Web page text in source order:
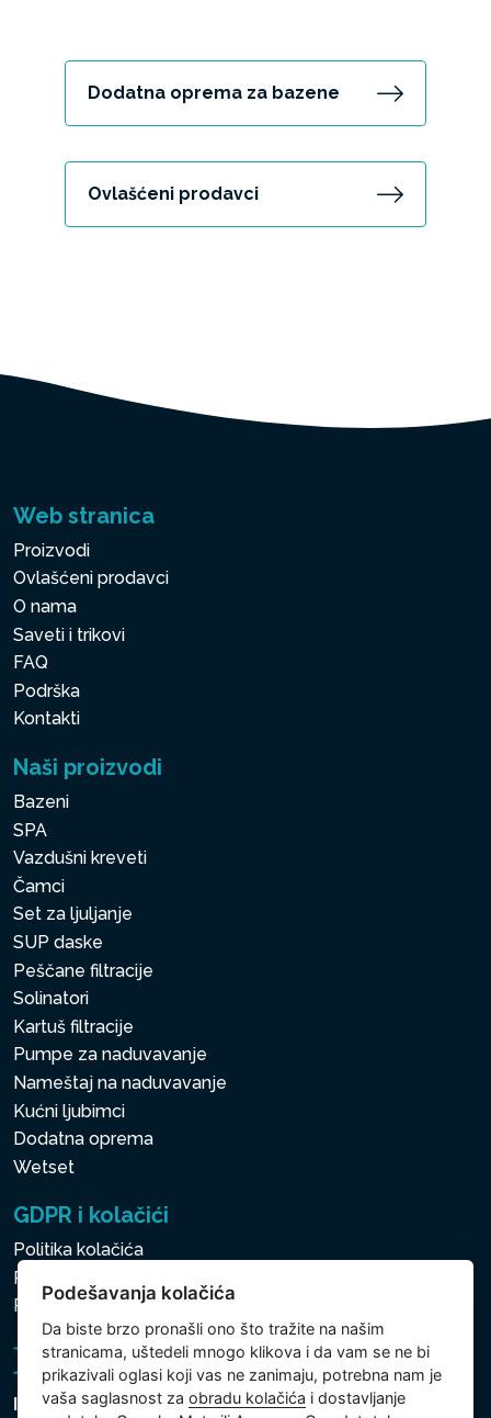
Dodatna oprema za bazene
Ovlašćeni prodavci
Web stranica
Proizvodi
Ovlašćeni prodavci
O nama
Saveti i trikovi
FAQ
Podrška
Kontakti
Naši proizvodi
Bazeni
SPA
Vazdušni kreveti
Čamci
Set za ljuljanje
SUP daske
Peščane filtracije
Solinatori
Kartuš filtracije
Pumpe za naduvavanje
Nameštaj na naduvavanje
Kućni ljubimci
Dodatna oprema
Wetset
GDPR i kolačići
Politika kolačića
Politika zaštite ličnih i drugih obrađivanih podataka
Politika kolačića
Intex Trading, s.r.o.
Podešavanja kolačića
Da biste brzo pronašli ono što tražite na našim
stranicama, uštedeli mnogo klikova i da vam se ne bi
prikazivali oglasi koji vas ne zanimaju, potrebna nam je
vaša saglasnost zaobradu kolačića i dostavljanje